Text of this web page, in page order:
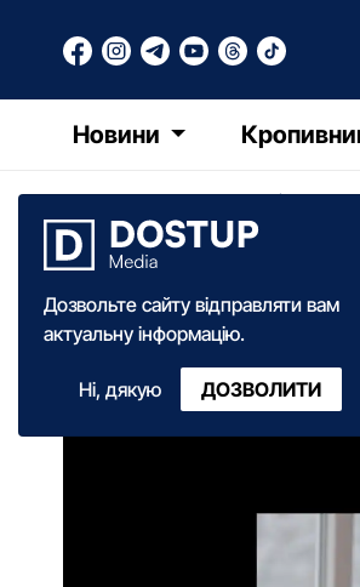
Новини
Дозвольте сайту відправляти вам
актуальну інформацію.
Ні, дякую ДОЗВОЛИТИ
Про
повідомили
Олександра Ільченко
08 квітня·2026